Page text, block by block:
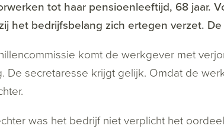
tot haar pensioenleeftijd, 68 jaar.
het bedrijfsbelang zich ertegen verzet.
komt de werkgever met
De secretaresse krijgt gelijk. Omdat de
was het bedrijf niet verplicht het